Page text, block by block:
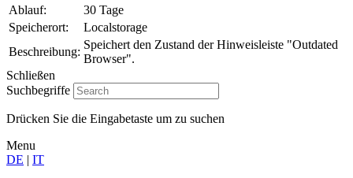
Ablauf:
30 Tage
Speicherort:
Localstorage
Beschreibung:
Speichert den Zustand der Hinweisleiste "Outdated
Browser".
Schließen
Suchbegriffe
Drücken Sie die Eingabetaste um zu suchen
Menu
DE | IT